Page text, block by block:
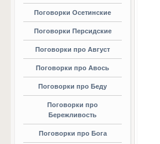
Поговорки Осетинские
Поговорки Персидские
Поговорки про Август
Поговорки про Авось
Поговорки про Беду
Поговорки про
Бережливость
Поговорки про Бога